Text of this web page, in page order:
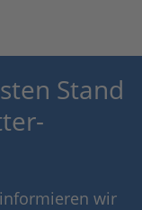
Stand
wir